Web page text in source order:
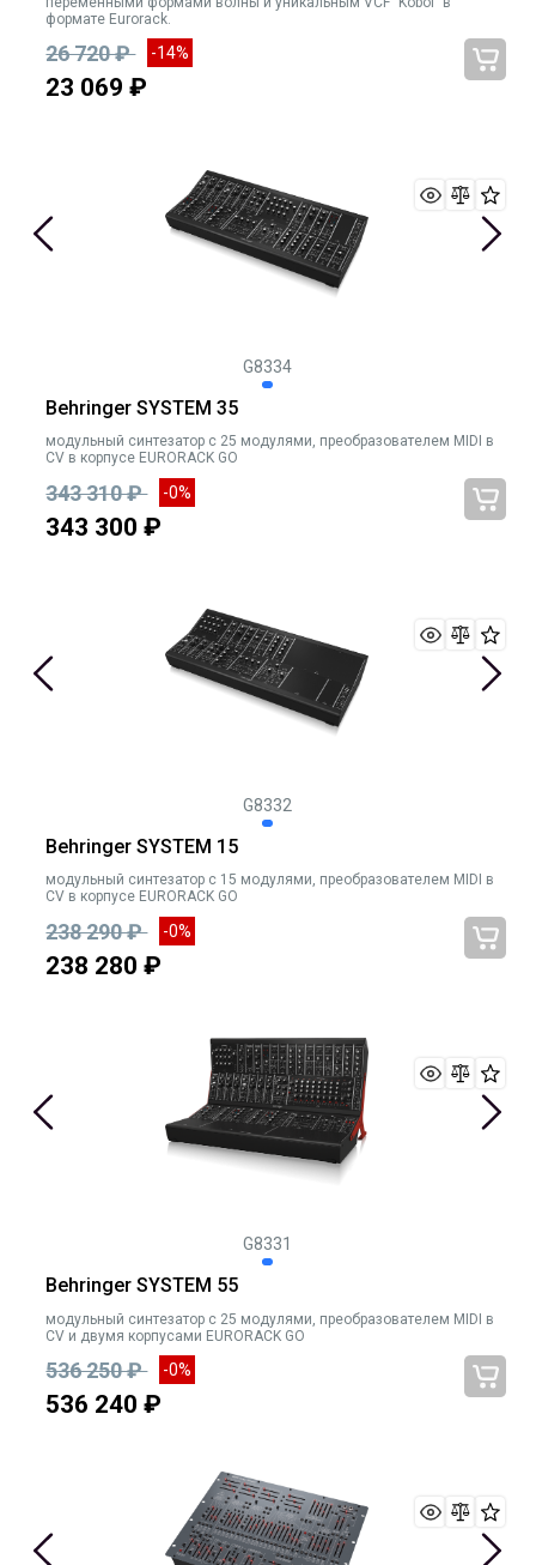
формате Eurorack.
26 720 ₽ -14%
23 069 ₽
G8334
Behringer SYSTEM 35
модульный синтезатор с 25 модулями, преобразователем MIDI в
CV в корпусе EURORACK GO
343 310 ₽ -0%
343 300 ₽
G8332
Behringer SYSTEM 15
модульный синтезатор с 15 модулями, преобразователем MIDI в
CV в корпусе EURORACK GO
238 290 ₽ -0%
238 280 ₽
G8331
Behringer SYSTEM 55
модульный синтезатор с 25 модулями, преобразователем MIDI в
CV и двумя корпусами EURORACK GO
536 250 ₽ -0%
536 240 ₽